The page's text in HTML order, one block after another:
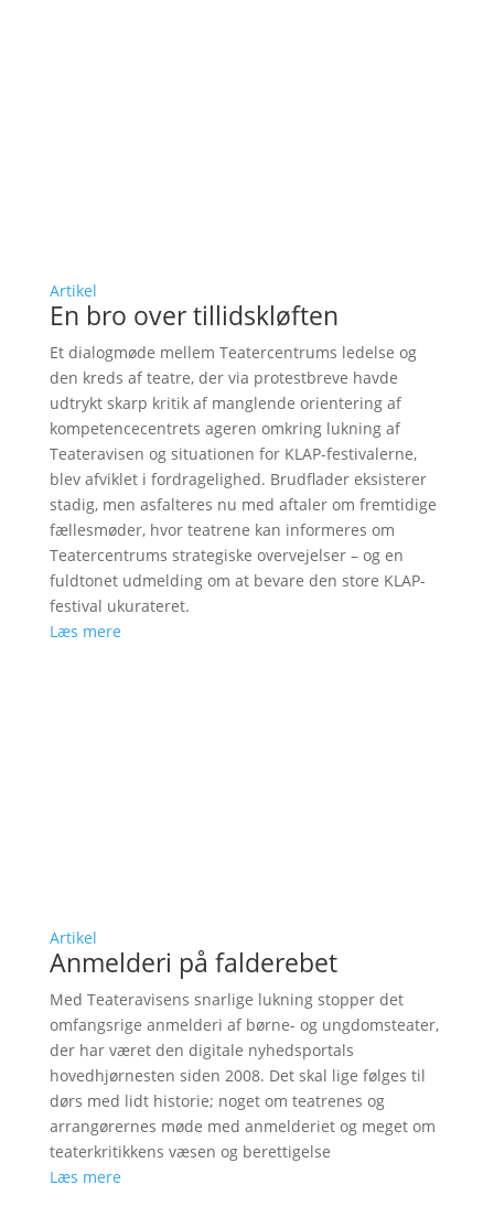
Artikel
En bro over tillidskløften
Et dialogmøde mellem Teatercentrums ledelse og
den kreds af teatre, der via protestbreve havde
udtrykt skarp kritik af manglende orientering af
kompetencecentrets ageren omkring lukning af
Teateravisen og situationen for KLAP-festivalerne,
blev afviklet i fordragelighed. Brudflader eksisterer
stadig, men asfalteres nu med aftaler om fremtidige
fællesmøder, hvor teatrene kan informeres om
Teatercentrums strategiske overvejelser – og en
fuldtonet udmelding om at bevare den store KLAP-
festival ukurateret.
Læs mere
Artikel
Anmelderi på falderebet
Med Teateravisens snarlige lukning stopper det
omfangsrige anmelderi af børne- og ungdomsteater,
der har været den digitale nyhedsportals
hovedhjørnesten siden 2008. Det skal lige følges til
dørs med lidt historie; noget om teatrenes og
arrangørernes møde med anmelderiet og meget om
teaterkritikkens væsen og berettigelse
Læs mere